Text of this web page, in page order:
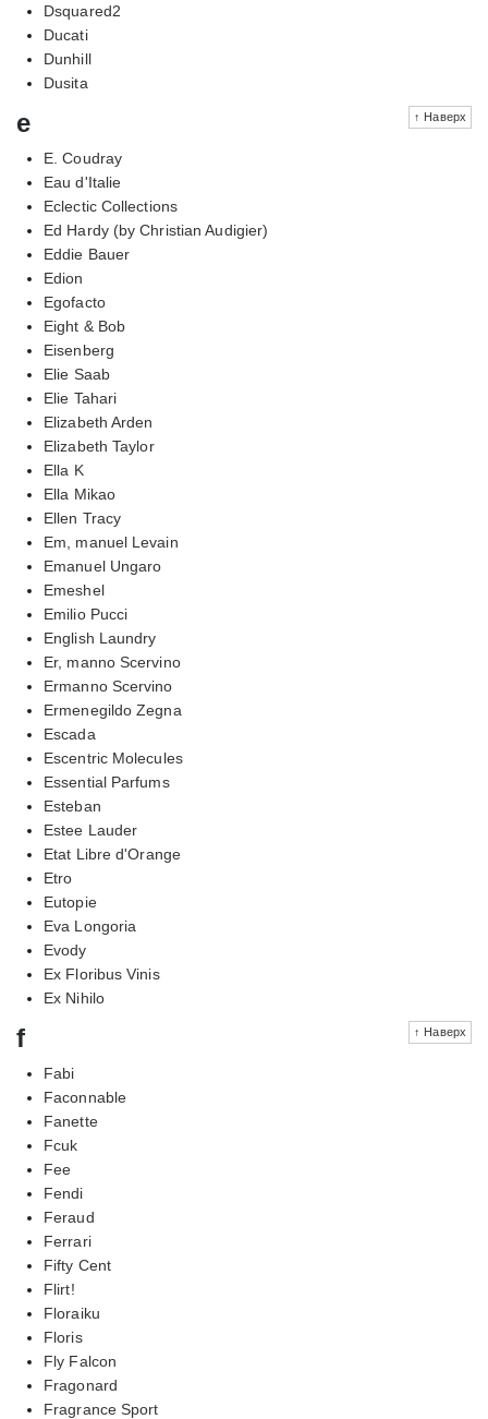
Dsquared2
Ducati
Dunhill
Dusita
↑ Наверх
e
E. Coudray
Eau d'Italie
Eclectic Collections
Ed Hardy (by Christian Audigier)
Eddie Bauer
Edion
Egofacto
Eight & Bob
Eisenberg
Elie Saab
Elie Tahari
Elizabeth Arden
Elizabeth Taylor
Ella K
Ella Mikao
Ellen Tracy
Em, manuel Levain
Emanuel Ungaro
Emeshel
Emilio Pucci
English Laundry
Er, manno Scervino
Ermanno Scervino
Ermenegildo Zegna
Escada
Escentric Molecules
Essential Parfums
Esteban
Estee Lauder
Etat Libre d'Orange
Etro
Eutopie
Eva Longoria
Evody
Ex Floribus Vinis
Ex Nihilo
↑ Наверх
f
Fabi
Faconnable
Fanette
Fcuk
Fee
Fendi
Feraud
Ferrari
Fifty Cent
Flirt!
Floraiku
Floris
Fly Falcon
Fragonard
Fragrance Sport